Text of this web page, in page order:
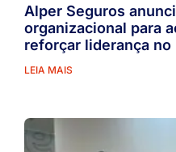
Alper Seguros
organizacional para
reforçar liderança no
LEIA MAIS